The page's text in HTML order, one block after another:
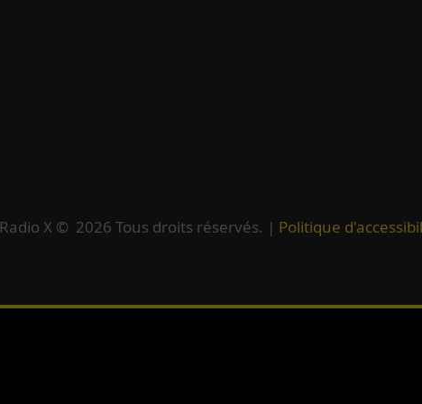
Radio X © 2026 Tous droits réservés. | Politique